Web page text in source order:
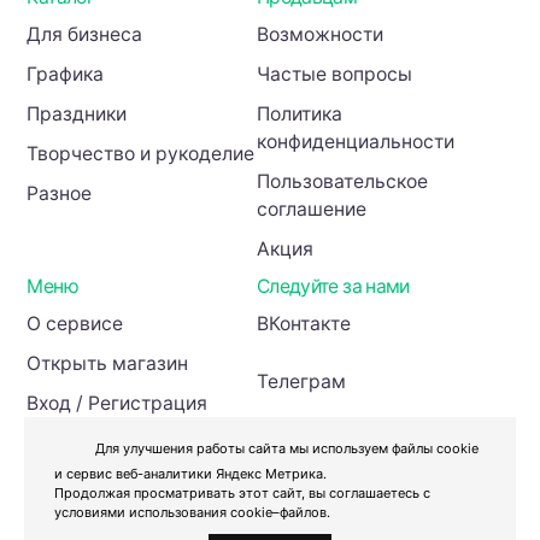
Для бизнеса
Графика
Праздники
Творчество и рукоделие
Разное
Возможности
Частые вопросы
Политика
конфиденциальности
Пользовательское
соглашение
Акция
Меню
О сервисе
Открыть магазин
Вход / Регистрация
Инвесторам
Следуйте за нами
ВКонтакте
Телеграм
Для улучшения работы сайта мы используем файлы cookie
и сервис веб-аналитики Яндекс Метрика.
Продолжая просматривать этот сайт, вы соглашаетесь с
условиями использования cookie–файлов.